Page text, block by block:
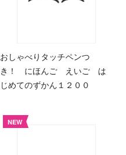
おしゃべりタッチペンつ
き！ にほんご えいご は
じめてのずかん１２００
NEW